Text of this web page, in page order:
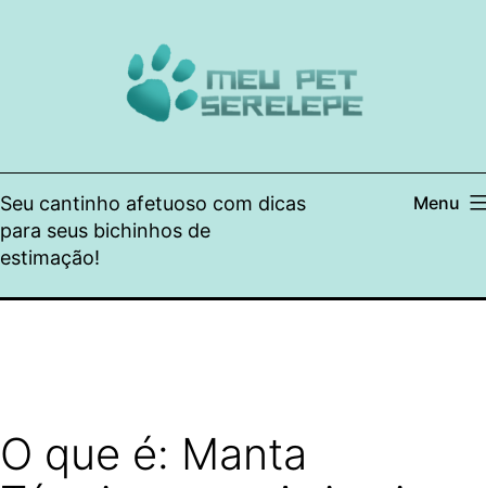
Seu cantinho afetuoso com dicas
para seus bichinhos de
estimação!
Menu
O que é: Manta